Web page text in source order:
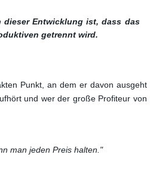
dieser Entwicklung ist, dass das
getrennt wird.
Punkt, an dem er davon ausgeht
und wer der große Profiteur von
man jeden Preis halten."